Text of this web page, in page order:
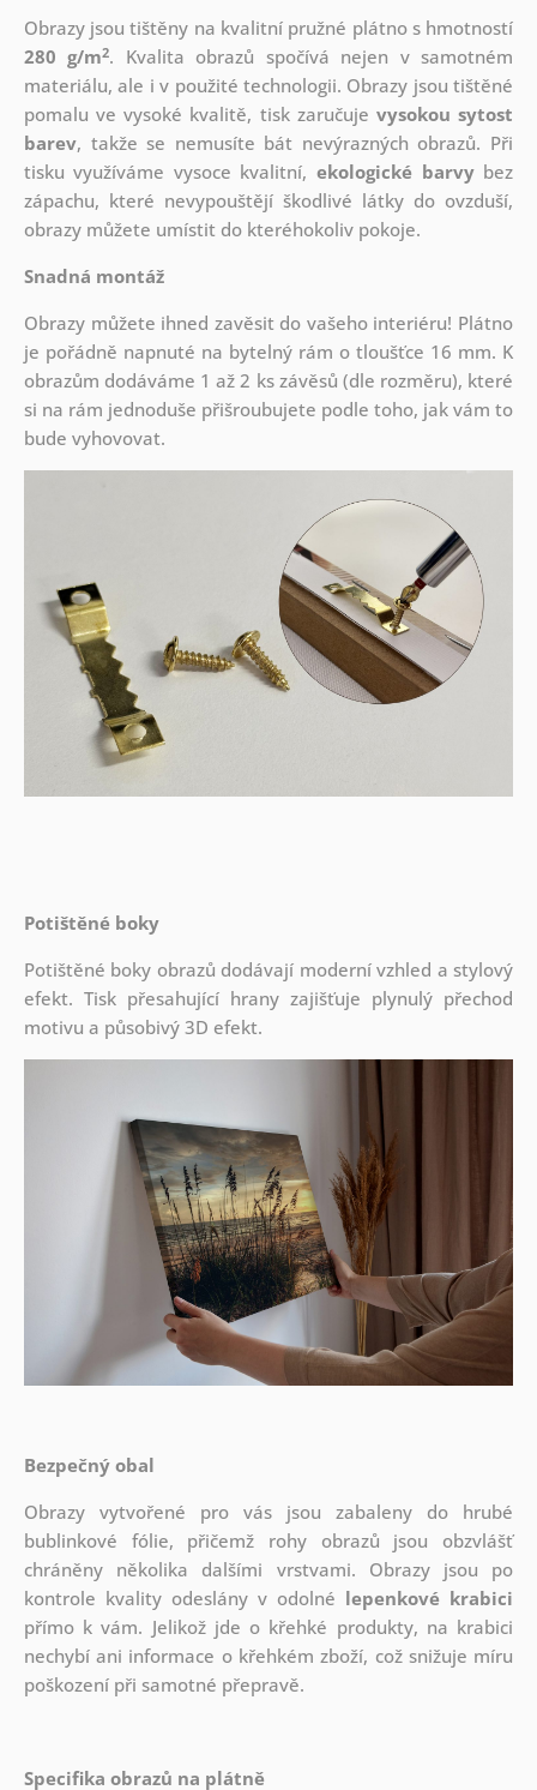
Obrazy jsou tištěny na kvalitní pružné plátno s hmotností
280 g/m2. Kvalita obrazů spočívá nejen v samotném
materiálu, ale i v použité technologii. Obrazy jsou tištěné
pomalu ve vysoké kvalitě, tisk zaručuje vysokou sytost
barev, takže se nemusíte bát nevýrazných obrazů. Při
tisku využíváme vysoce kvalitní,ekologické barvybez
zápachu, které nevypouštějí škodlivé látky do ovzduší,
obrazy můžete umístit do kteréhokoliv pokoje.
Snadná montáž
Obrazy můžete ihned zavěsit do vašeho interiéru! Plátno
je pořádně napnuté na bytelný rám o tloušťce 16 mm. K
obrazům dodáváme 1 až 2 ks závěsů (dle rozměru), které
si na rám jednoduše přišroubujete podle toho, jak vám to
bude vyhovovat.
Potištěné boky
Potištěné boky obrazů dodávají moderní vzhled a stylový
efekt. Tisk přesahující hrany zajišťuje plynulý přechod
motivu a působivý 3D efekt.
Bezpečný obal
Obrazy vytvořené pro vás jsou zabaleny do hrubé
bublinkové fólie, přičemž rohy obrazů jsou obzvlášť
chráněny několika dalšími vrstvami. Obrazy jsou po
kontrole kvality odeslány v odolné lepenkové krabici
přímo k vám. Jelikož jde o křehké produkty, na krabici
nechybí ani informace o křehkém zboží, což snižuje míru
poškození při samotné přepravě.
Specifika obrazů na plátně